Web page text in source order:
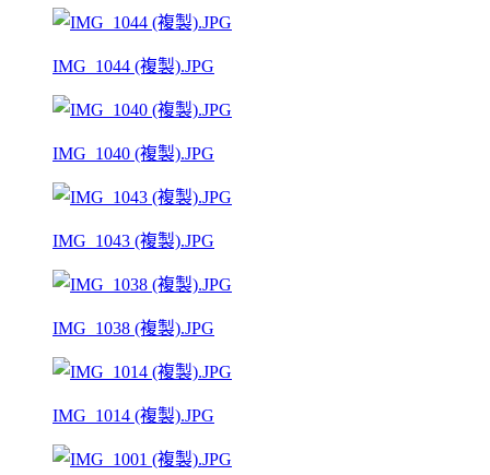
IMG_1044 (複製).JPG
IMG_1040 (複製).JPG
IMG_1043 (複製).JPG
IMG_1038 (複製).JPG
IMG_1014 (複製).JPG